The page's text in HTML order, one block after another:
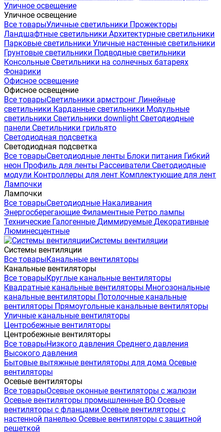
Уличное освещение
Уличное освещение
Все товарыУличные светильники Прожекторы
Ландшафтные светильники Архитектурные светильники
Парковые светильники Уличные настенные светильники
Грунтовые светильники Подводные светильники
Консольные Светильники на солнечных батареях
Фонарики
Офисное освещение
Офисное освещение
Все товарыСветильники армстронг Линейные
светильники Карданные светильники Модульные
светильники Светильники downlight Светодиодные
панели Светильники грильято
Светодиодная подсветка
Светодиодная подсветка
Все товарыСветодиодные ленты Блоки питания Гибкий
неон Профиль для ленты Рассеиватели Светодиодные
модули Контроллеры для лент Комплектующие для лент
Лампочки
Лампочки
Все товарыСветодиодные Накаливания
Энергосберегающие Филаментные Ретро лампы
Технические Галогенные Диммируемые Декоративные
Люминесцентные
Системы вентиляции
Системы вентиляции
Все товарыКанальные вентиляторы
Канальные вентиляторы
Все товарыКруглые канальные вентиляторы
Квадратные канальные вентиляторы Многозональные
канальные вентиляторы Потолочные канальные
вентиляторы Прямоугольные канальные вентиляторы
Уличные канальные вентиляторы
Центробежные вентиляторы
Центробежные вентиляторы
Все товарыНизкого давления Среднего давления
Высокого давления
Бытовые вытяжные вентиляторы для дома Осевые
вентиляторы
Осевые вентиляторы
Все товарыОсевые оконные вентиляторы с жалюзи
Осевые вентиляторы промышленные ВО Осевые
вентиляторы с фланцами Осевые вентиляторы с
настенной панелью Осевые вентиляторы с защитной
решеткой